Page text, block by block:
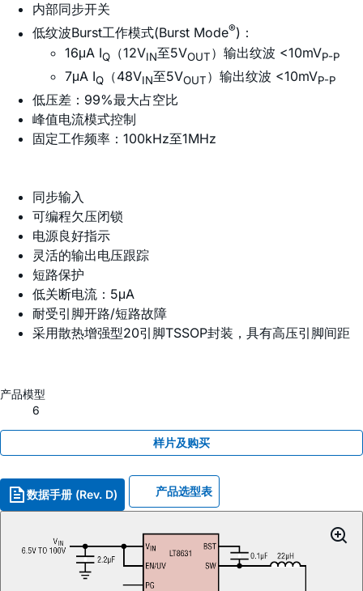
内部同步开关
低纹波Burst工作模式(Burst Mode®)：
16μA IQ （12VIN至5VOUT）输出纹波 <10mVP-P
7μA IQ （48VIN至5VOUT）输出纹波 <10mVP-P
低压差：99%最大占空比
峰值电流模式控制
固定工作频率：100kHz至1MHz
同步输入
可编程欠压闭锁
电源良好指示
灵活的输出电压跟踪
短路保护
低关断电流：5μA
耐受引脚开路/短路故障
采用散热增强型20引脚TSSOP封装，具有高压引脚间距
产品模型
6
样片及购买
数据手册 (Rev. D) 产品选型表